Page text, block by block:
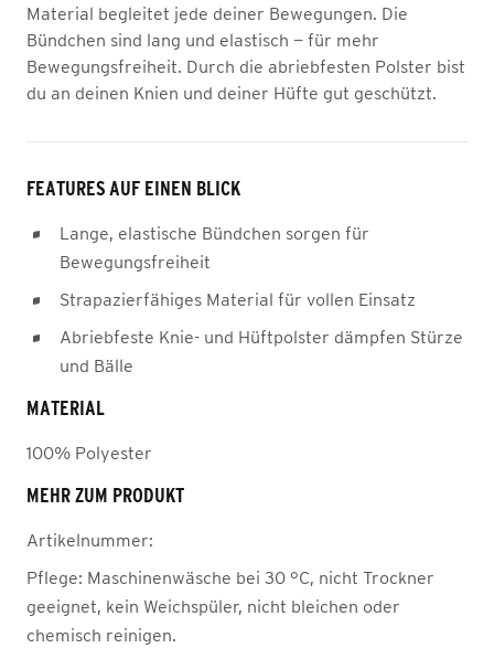
Material begleitet jede deiner Bewegungen. Die
Bündchen sind lang und elastisch — für mehr
Bewegungsfreiheit. Durch die abriebfesten Polster bist
du an deinen Knien und deiner Hüfte gut geschützt.
FEATURES AUF EINEN BLICK
Lange, elastische Bündchen sorgen für
Bewegungsfreiheit
Strapazierfähiges Material für vollen Einsatz
Abriebfeste Knie- und Hüftpolster dämpfen Stürze
und Bälle
MATERIAL
100% Polyester
MEHR ZUM PRODUKT
Artikelnummer:
Pflege: Maschinenwäsche bei 30 °C, nicht Trockner
geeignet, kein Weichspüler, nicht bleichen oder
chemisch reinigen.